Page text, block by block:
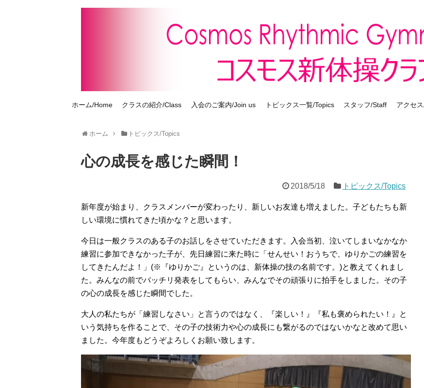
ホーム/Home クラスの紹介/Class 入会のご案内/Join us トピックス一覧/Topics スタッフ/Staff アクセ
ホーム トピックス/Topics
心の成長を感じた瞬間！
2018/5/18 トピックス/Topics
新年度が始まり、クラスメンバーが変わったり、新しいお友達も増えました。子どもたちも新
しい環境に慣れてきた頃かな？と思います。
今日は一般クラスのある子のお話しをさせていただきます。入会当初、泣いてしまいなかなか
練習に参加できなかった子が、先日練習に来た時に「せんせい！おうちで、ゆりかごの練習を
してきたんだよ！」(※『ゆりかご』というのは、新体操の技の名前です。)と教えてくれまし
た。みんなの前でバッチリ発表をしてもらい、みんなでその頑張りに拍手をしました。その子
の心の成長を感じた瞬間でした。
大人の私たちが「練習しなさい」と言うのではなく、『楽しい！』『私も褒められたい！』と
いう気持ちを作ることで、その子の技術力や心の成長にも繋がるのではないかなと改めて思い
ました。今年度もどうぞよろしくお願い致します。